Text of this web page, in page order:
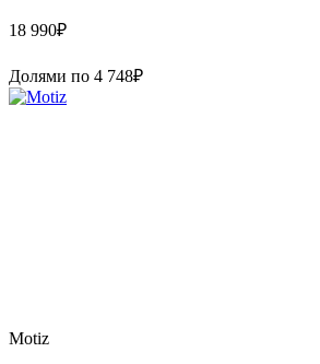
18 990₽
Долями по 4 748₽
Motiz